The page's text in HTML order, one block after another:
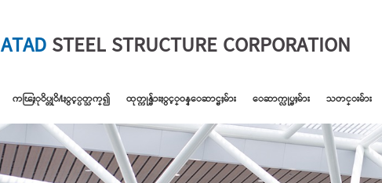
ATADSTEEL STRUCTURE CORPORATION
ကၽြႏုိပ္တုိ႔ႏွင့္ပတ္သက္၍ ထုတ္ကုန္မ်ားႏွင့္ဝန္ေဆာင္မႈမ်ား ေဆာက္လုပ္မႈမ်ား သတင္းမ်ား